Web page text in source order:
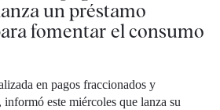
un préstamo
fomentar el consumo
en pagos fraccionados y
este miércoles que lanza su